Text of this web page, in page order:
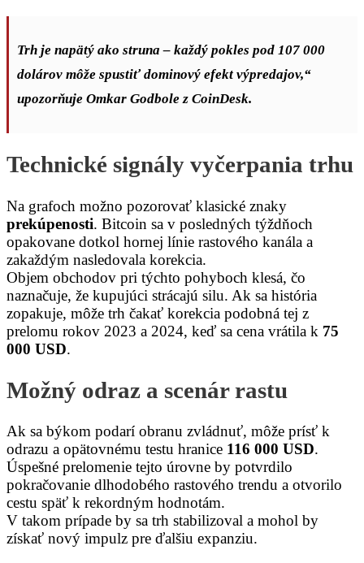
Trh je napätý ako struna – každý pokles pod 107 000
dolárov môže spustiť dominový efekt výpredajov,“
upozorňuje Omkar Godbole z CoinDesk.
Technické signály vyčerpania trhu
Na grafoch možno pozorovať klasické znaky
prekúpenosti. Bitcoin sa v posledných týždňoch
opakovane dotkol hornej línie rastového kanála a
zakaždým nasledovala korekcia.
Objem obchodov pri týchto pohyboch klesá, čo
naznačuje, že kupujúci strácajú silu. Ak sa história
zopakuje, môže trh čakať korekcia podobná tej z
prelomu rokov 2023 a 2024, keď sa cena vrátila k 75
000 USD.
Možný odraz a scenár rastu
Ak sa býkom podarí obranu zvládnuť, môže prísť k
odrazu a opätovnému testu hranice 116 000 USD.
Úspešné prelomenie tejto úrovne by potvrdilo
pokračovanie dlhodobého rastového trendu a otvorilo
cestu späť k rekordným hodnotám.
V takom prípade by sa trh stabilizoval a mohol by
získať nový impulz pre ďalšiu expanziu.